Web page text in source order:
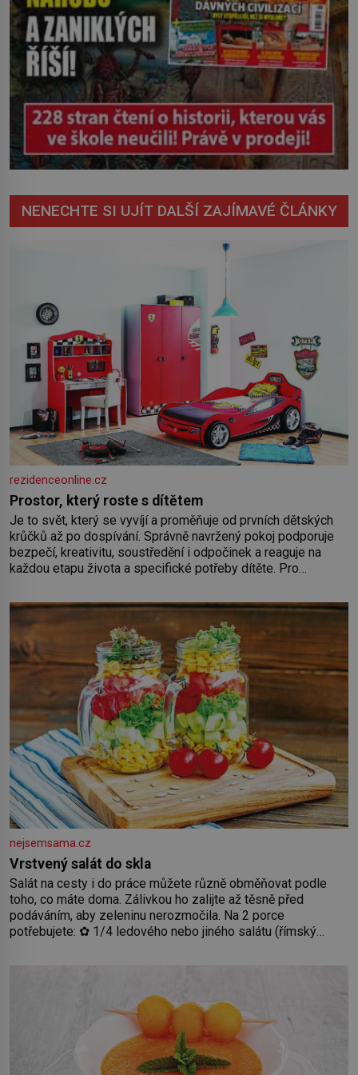
NENECHTE SI UJÍT DALŠÍ ZAJÍMAVÉ ČLÁNKY
rezidenceonline.cz
Prostor, který roste s dítětem
Je to svět, který se vyvíjí a proměňuje od prvních dětských
krůčků až po dospívání. Správně navržený pokoj podporuje
bezpečí, kreativitu, soustředění i odpočinek a reaguje na
každou etapu života a specifické potřeby dítěte. Pro
by pokoj miminka měl působit především klidně a útulně.
nejsemsama.cz
Vrstvený salát do skla
Salát na cesty i do práce můžete různě obměňovat podle
toho, co máte doma. Zálivkou ho zalijte až těsně před
podáváním, aby zeleninu nerozmočila. Na 2 porce
potřebujete: ✿ 1/4 ledového nebo jiného salátu (římský
2 rajčata Zálivka: ✿ 4 lžíce olivového oleje ✿ 1 lžíci citronové